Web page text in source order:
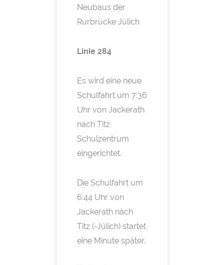
Neubaus der
Rurbrücke Jülich
Linie 284
Es wird eine neue
Schulfahrt um 7:36
Uhr von Jackerath
nach Titz
Schulzentrum
eingerichtet.
Die Schulfahrt um
6:44 Uhr von
Jackerath nach
Titz (-Jülich) startet
eine Minute später.